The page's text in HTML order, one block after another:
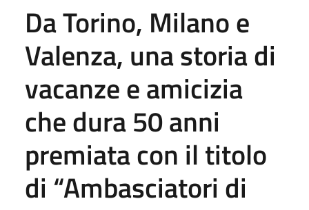
Da Torino, Milano e
Valenza, una storia di
vacanze e amicizia
che dura 50 anni
premiata con il titolo
di “Ambasciatori di